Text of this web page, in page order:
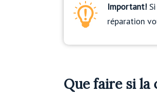
Important!
réparation
Que faire si la